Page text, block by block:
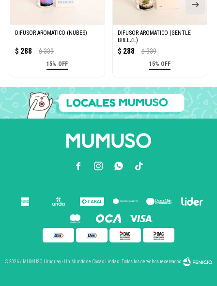
DIFUSOR AROMATICO (NUBES)
$ 288 $ 339
15% OFF
DIFUSOR AROMATICO (GENTLE
BREEZE)
$ 288 $ 339
15% OFF
  
© 2026 / MUMUSO Uruguay - Un Mundo de Cosas Lindas. Todos los derechos reservados.